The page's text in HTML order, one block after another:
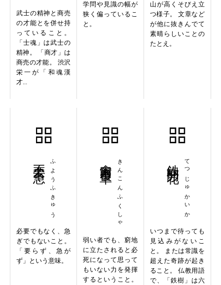
武士の精神と商売
の才能とを併せ持
っていること。
「士魂」は武士の
精神。 「商才」は
商売の才能。 渋沢
栄一が「和魂漢
才...
学問や見識の幅が
狭く偏っているこ
と。
山が高くそびえ立
つ様子。 文章など
が他に抜きんでて
素晴らしいことの
たとえ。
ふようふきゅう
必要でもなく、急
ぎでもないこと。
「要らず、急が
ず」という意味。
きんこんふくしゃ
弱い者でも、窮地
に立たされると必
死になって思って
もいない力を発揮
するということ。
てつじゅかいか
いつまで待っても
見込みがないこ
と。 または常識を
超えた奇跡が起き
ること。 仏教用語
で、「鉄樹」は六